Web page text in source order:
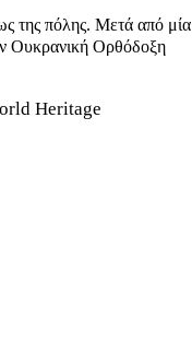
της πόλης. Μετά από μία
Ουκρανική Ορθόδοξη
Heritage